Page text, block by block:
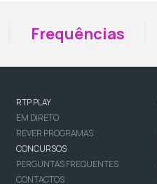
Frequências
RTP PLAY
EM DIRETO
REVER PROGRAMAS
CONCURSOS
PERGUNTAS FREQUENTES
CONTACTOS